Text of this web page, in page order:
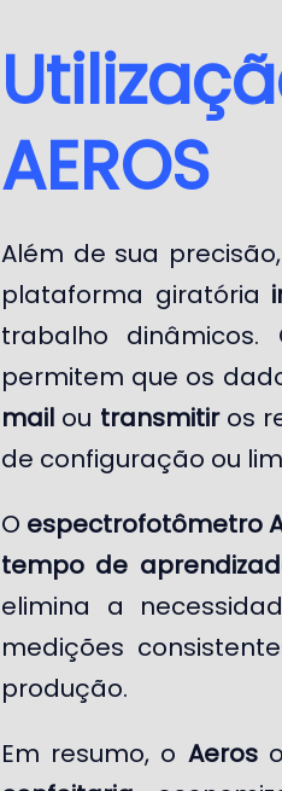
AEROS
Além de sua
plataforma giratória
trabalho
permitem que os
mail ou transmitiros
de configuração ou
O espectrofotômetro
tempo de
elimina a
medições
produção.
Em resumo, o Aeros